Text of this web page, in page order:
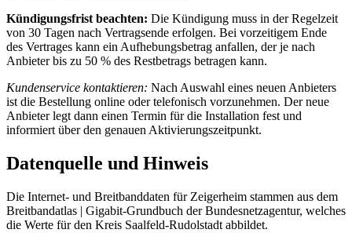
Kündigungsfrist beachten: Die Kündigung muss in der Regelzeit
von 30 Tagen nach Vertragsende erfolgen. Bei vorzeitigem Ende
des Vertrages kann ein Aufhebungsbetrag anfallen, der je nach
Anbieter bis zu 50 % des Restbetrags betragen kann.
Kundenservice kontaktieren: Nach Auswahl eines neuen Anbieters
ist die Bestellung online oder telefonisch vorzunehmen. Der neue
Anbieter legt dann einen Termin für die Installation fest und
informiert über den genauen Aktivierungszeitpunkt.
Datenquelle und Hinweis
Die Internet- und Breitbanddaten für Zeigerheim stammen aus dem
Breitbandatlas | Gigabit-Grundbuch der Bundesnetzagentur, welches
die Werte für den Kreis Saalfeld-Rudolstadt abbildet.